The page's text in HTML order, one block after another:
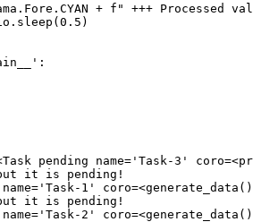
+ f" +++ Processed
pending name='Task-3'
but it is pending!
1'
but it is pending!
2'